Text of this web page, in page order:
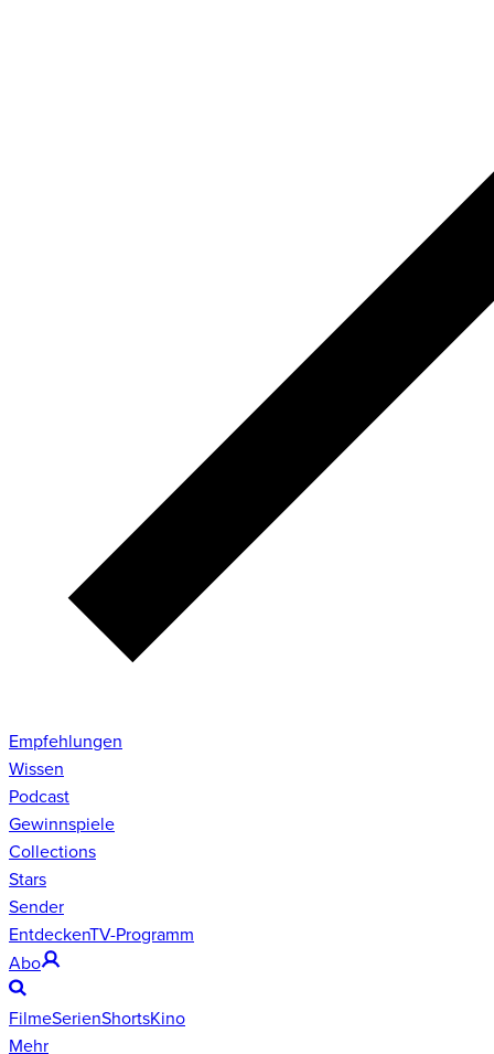
Empfehlungen
Wissen
Podcast
Gewinnspiele
Collections
Stars
Sender
EntdeckenTV-Programm
Abo
FilmeSerienShortsKino
Mehr